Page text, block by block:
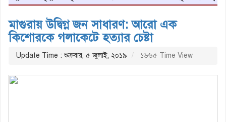
মাগুরায় উদ্বিগ্ন জন সাধারণ: আরো এক
কিশোরকে গলাকেটে হত্যার চেষ্টা
Update Time : শুক্রবার, ৫ জুলাই, ২০১৯ ১৬৬৫ Time View